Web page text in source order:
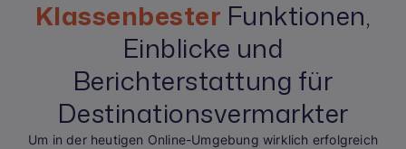
Klassenbester Funktionen,
Einblicke und
Berichterstattung für
Destinationsvermarkter
Um in der heutigen Online-Umgebung wirklich erfolgreich